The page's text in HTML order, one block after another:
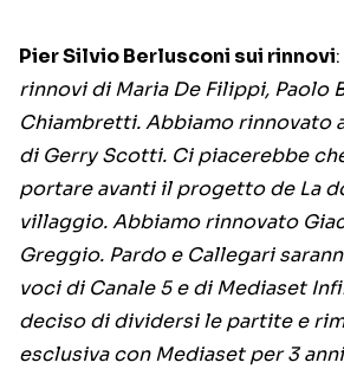
Pier Silvio Berlusconi sui rinnovi
rinnovi di Maria De Filippi, Paolo
Chiambretti. Abbiamo rinnovato
di Gerry Scotti. Ci piacerebbe
portare avanti il progetto de La
villaggio. Abbiamo rinnovato
Greggio. Pardo e Callegari
voci di Canale 5 e di Mediaset
deciso di dividersi le partite e
esclusiva con Mediaset per 3